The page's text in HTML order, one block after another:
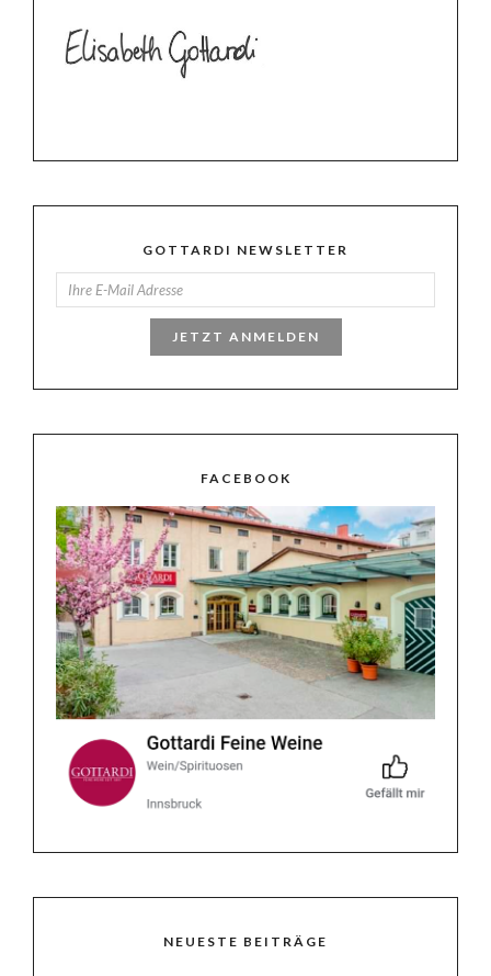
GOTTARDI NEWSLETTER
JETZT ANMELDEN
FACEBOOK
NEUESTE BEITRÄGE